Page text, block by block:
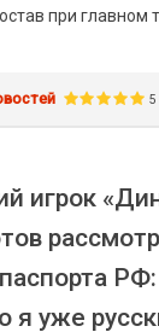
при главном
5
игрок
я уже